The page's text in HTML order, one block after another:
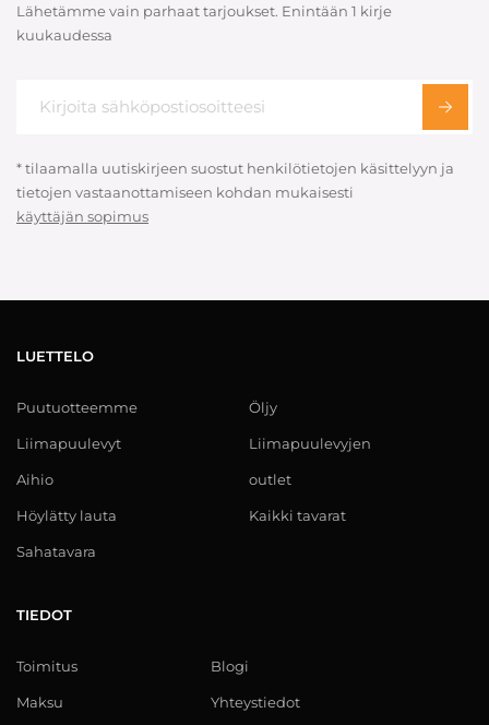
Lähetämme vain parhaat tarjoukset. Enintään 1 kirje
kuukaudessa
* tilaamalla uutiskirjeen suostut henkilötietojen käsittelyyn ja
tietojen vastaanottamiseen kohdan mukaisesti
käyttäjän sopimus
LUETTELO
Puutuotteemme
Liimapuulevyt
Aihio
Höylätty lauta
Sahatavara
Öljy
Liimapuulevyjen
outlet
Kaikki tavarat
TIEDOT
Toimitus
Maksu
Blogi
Yhteystiedot